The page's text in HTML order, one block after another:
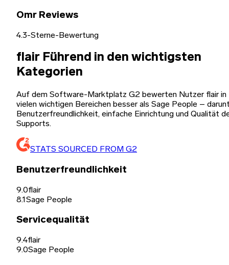
Omr Reviews
4.3-Sterne-Bewertung
flair Führend in den wichtigsten
Kategorien
Auf dem Software-Marktplatz G2 bewerten Nutzer flair in
vielen wichtigen Bereichen besser als Sage People –
Benutzerfreundlichkeit, einfache Einrichtung und Qualität
Supports.
STATS SOURCED FROM G2
Benutzerfreundlichkeit
9.0flair
8.1 Sage People
Servicequalität
9.4flair
9.0Sage People